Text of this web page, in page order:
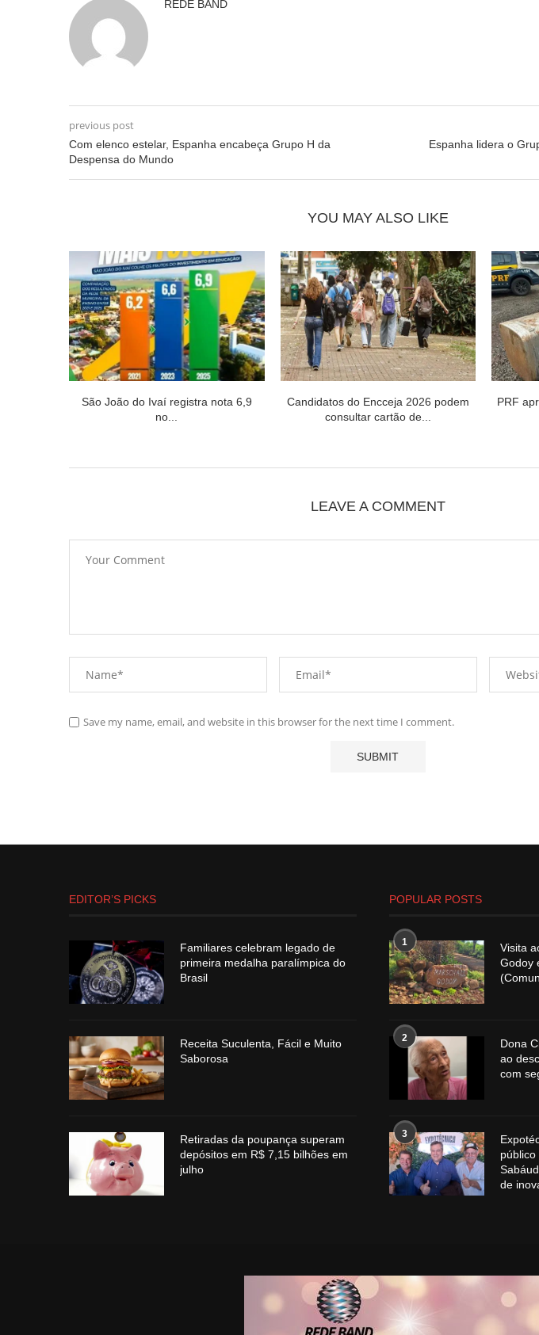
REDE BAND
previous post
Com elenco estelar, Espanha encabeça Grupo H da
Despensa do Mundo
Espanha lidera o
YOU MAY ALSO LIKE
São João do Ivaí registra nota 6,9
no...
Candidatos do Encceja 2026 podem
consultar cartão de...
PRF
LEAVE A COMMENT
Save my name, email, and website in this browser for the next time I comment.
EDITOR’S PICKS
Familiares celebram legado de
primeira medalha paralímpica do
Brasil
Receita Suculenta, Fácil e Muito
Saborosa
Retiradas da poupança superam
depósitos em R$ 7,15 bilhões em
julho
POPULAR POSTS
1
Visita
Godoy
2
Dona
ao
com
3
de